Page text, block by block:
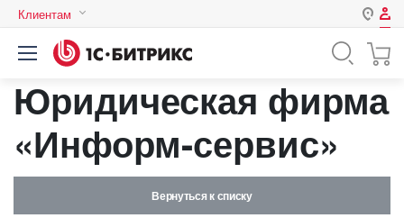
Клиентам
Казахстан
Беларусь
Авторизация
Зарегистрироваться
Логин
Пароль
Юридическая фирма
«Информ-сервис»
Вернуться к списку